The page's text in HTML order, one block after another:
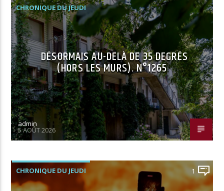
CHRONIQUE DU JEUDI
DÉSORMAIS AU-DELÀ DE 35 DEGRÉS
(HORS LES MURS). N°1265
admin
5 AOÛT 2026
CHRONIQUE DU JEUDI 1